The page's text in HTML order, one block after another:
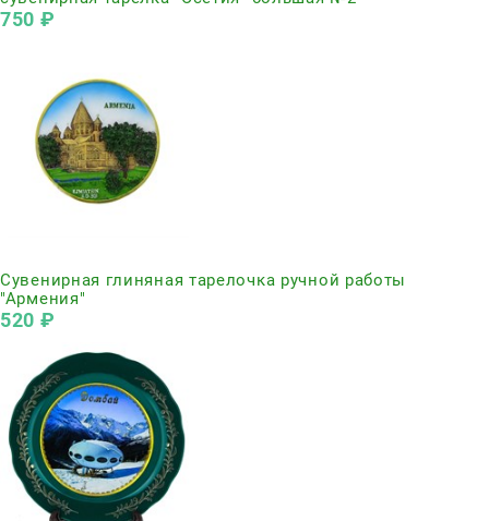
750 ₽
Сувенирная глиняная тарелочка ручной работы
"Армения"
520 ₽